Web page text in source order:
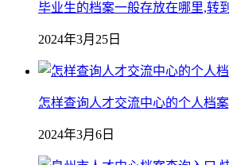
毕业生的档案一般存放在哪里,转
2024年3月25日
怎样查询人才交流中心的个人档
2024年3月6日